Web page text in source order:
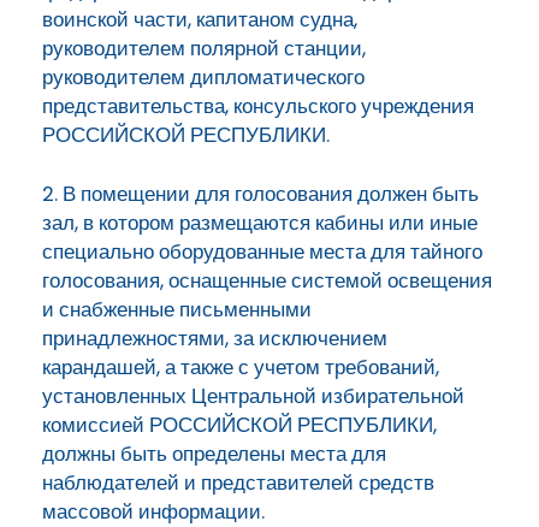
воинской части, капитаном судна,
руководителем полярной станции,
руководителем дипломатического
представительства, консульского учреждения
РОССИЙСКОЙ РЕСПУБЛИКИ.
2. В помещении для голосования должен быть
зал, в котором размещаются кабины или иные
специально оборудованные места для тайного
голосования, оснащенные системой освещения
и снабженные письменными
принадлежностями, за исключением
карандашей, а также с учетом требований,
установленных Центральной избирательной
комиссией РОССИЙСКОЙ РЕСПУБЛИКИ,
должны быть определены места для
наблюдателей и представителей средств
массовой информации.